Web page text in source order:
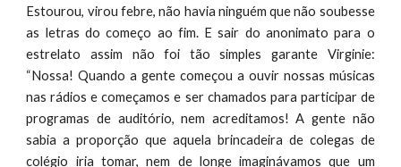
Estourou, virou febre, não havia ninguém que não soubesse
as letras do começo ao fim. E sair do anonimato para o
estrelato assim não foi tão simples garante Virginie:
“Nossa! Quando a gente começou a ouvir nossas músicas
nas rádios e começamos e ser chamados para participar de
programas de auditório, nem acreditamos! A gente não
sabia a proporção que aquela brincadeira de colegas de
colégio iria tomar, nem de longe imaginávamos que um